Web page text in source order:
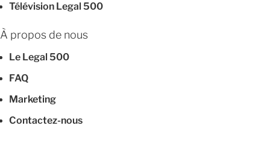
Télévision Legal 500
À propos de nous
Le Legal 500
FAQ
Marketing
Contactez-nous